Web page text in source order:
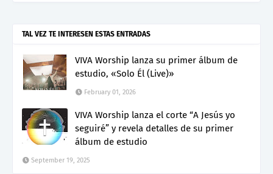
TAL VEZ TE INTERESEN ESTAS ENTRADAS
VIVA Worship lanza su primer álbum de
estudio, «Solo Él (Live)»
February 01, 2026
VIVA Worship lanza el corte “A Jesús yo
seguiré” y revela detalles de su primer
álbum de estudio
September 19, 2025